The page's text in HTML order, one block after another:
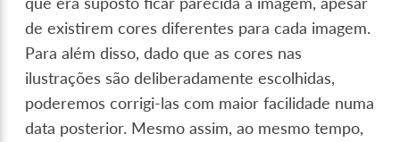
de existirem cores diferentes para cada imagem.
Para além disso, dado que as cores nas
ilustrações são deliberadamente escolhidas,
poderemos corrigi-las com maior facilidade numa
data posterior. Mesmo assim, ao mesmo tempo,